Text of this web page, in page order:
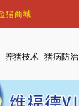
猪商城
养猪技术 猪病防治